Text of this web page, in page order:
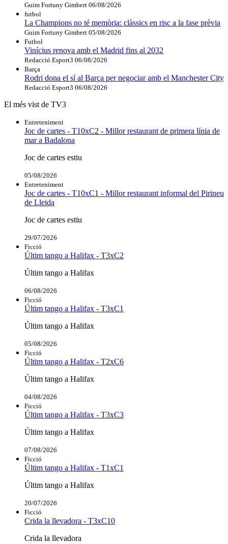
Guim Fortuny Gimbert 06/08/2026
futbol
La Champions no té memòria: clàssics en risc a la fase prèvia
Guim Fortuny Gimbert 05/08/2026
Futbol
Vinícius renova amb el Madrid fins al 2032
Redacció Esport3 06/08/2026
Barça
Rodri dona el sí al Barça per negociar amb el Manchester City
Redacció Esport3 06/08/2026
El més vist de TV3
Entreteniment
Joc de cartes - T10xC2 - Millor restaurant de primera línia de
mar a Badalona
Joc de cartes estiu
05/08/2026
Entreteniment
Joc de cartes - T10xC1 - Millor restaurant informal del Pirineu
de Lleida
Joc de cartes estiu
29/07/2026
Ficció
Últim tango a Halifax - T3xC2
Últim tango a Halifax
06/08/2026
Ficció
Últim tango a Halifax - T3xC1
Últim tango a Halifax
05/08/2026
Ficció
Últim tango a Halifax - T2xC6
Últim tango a Halifax
04/08/2026
Ficció
Últim tango a Halifax - T3xC3
Últim tango a Halifax
07/08/2026
Ficció
Últim tango a Halifax - T1xC1
Últim tango a Halifax
20/07/2026
Ficció
Crida la llevadora - T3xC10
Crida la llevadora